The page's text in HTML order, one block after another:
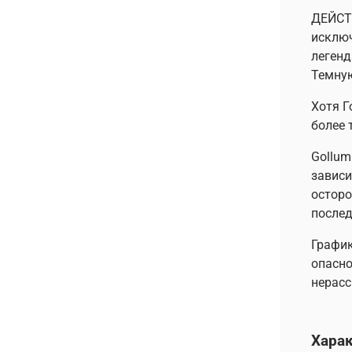
Хотя
более